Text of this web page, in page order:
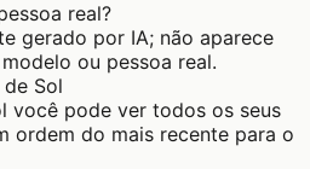
real?
gerado por IA; não aparece
ou pessoa real.
Sol
você pode ver todos os seus
ordem do mais recente para o